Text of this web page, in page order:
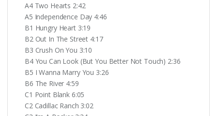
A4 Two Hearts 2:42
A5 Independence Day 4:46
B1 Hungry Heart 3:19
B2 Out In The Street 4:17
B3 Crush On You 3:10
B4 You Can Look (But You Better Not Touch) 2:36
B5 I Wanna Marry You 3:26
B6 The River 4:59
C1 Point Blank 6:05
C2 Cadillac Ranch 3:02